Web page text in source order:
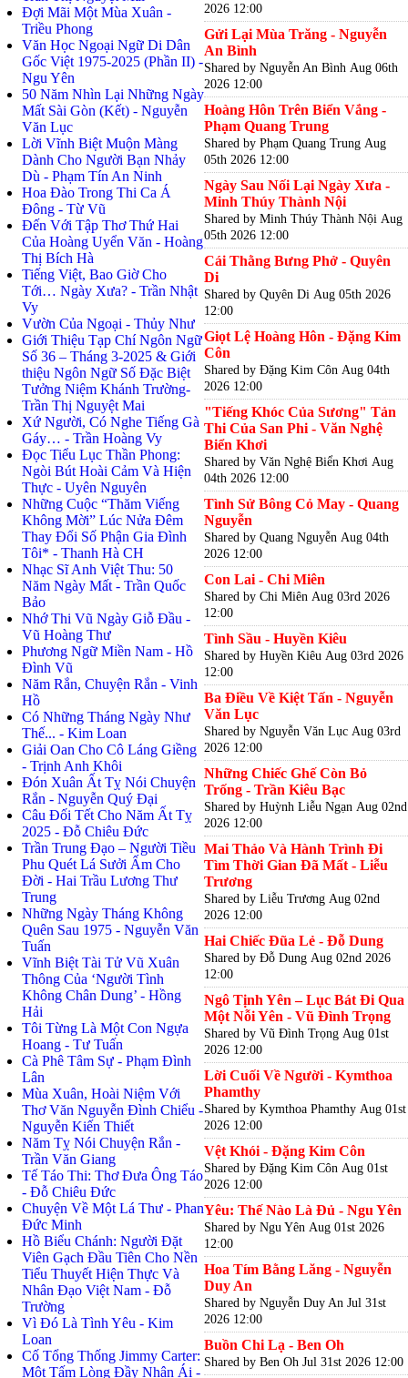
Đợi Mãi Một Mùa Xuân -
Triều Phong
Văn Học Ngoại Ngữ Di Dân
Gốc Việt 1975-2025 (Phần II) -
Ngu Yên
50 Năm Nhìn Lại Những Ngày
Mất Sài Gòn (Kết) - Nguyễn
Văn Lục
Lời Vĩnh Biệt Muộn Màng
Dành Cho Người Bạn Nhảy
Dù - Phạm Tín An Ninh
Hoa Đào Trong Thi Ca Á
Đông - Từ Vũ
Đến Với Tập Thơ Thứ Hai
Của Hoàng Uyển Văn - Hoàng
Thị Bích Hà
Tiếng Việt, Bao Giờ Cho
Tới… Ngày Xưa? - Trần Nhật
Vy
Vườn Của Ngoại - Thủy Như
Giới Thiệu Tạp Chí Ngôn Ngữ
Số 36 – Tháng 3-2025 & Giới
thiệu Ngôn Ngữ Số Đặc Biệt
Tưởng Niệm Khánh Trường-
Trần Thị Nguyệt Mai
Xứ Người, Có Nghe Tiếng Gà
Gáy… - Trần Hoàng Vy
Đọc Tiểu Lục Thần Phong:
Ngòi Bút Hoài Cảm Và Hiện
Thực - Uyên Nguyên
Những Cuộc “Thăm Viếng
Không Mời” Lúc Nửa Đêm
Thay Đổi Số Phận Gia Đình
Tôi* - Thanh Hà CH
Nhạc Sĩ Anh Việt Thu: 50
Năm Ngày Mất - Trần Quốc
Bảo
Nhớ Thi Vũ Ngày Giỗ Đầu -
Vũ Hoàng Thư
Phương Ngữ Miền Nam - Hồ
Đình Vũ
Năm Rắn, Chuyện Rắn - Vinh
Hồ
Có Những Tháng Ngày Như
Thế... - Kim Loan
Giải Oan Cho Cô Láng Giềng
- Trịnh Anh Khôi
Đón Xuân Ất Tỵ Nói Chuyện
Rắn - Nguyễn Quý Đại
Câu Đối Tết Cho Năm Ất Tỵ
2025 - Đỗ Chiêu Đức
Trần Trung Đạo – Người Tiều
Phu Quét Lá Sưởi Ấm Cho
Đời - Hai Trầu Lương Thư
Trung
Những Ngày Tháng Không
Quên Sau 1975 - Nguyễn Văn
Tuấn
Vĩnh Biệt Tài Tử Vũ Xuân
Thông Của ‘Người Tình
Không Chân Dung’ - Hồng
Hải
Tôi Từng Là Một Con Ngựa
Hoang - Tư Tuấn
Cà Phê Tâm Sự - Phạm Đình
Lân
Mùa Xuân, Hoài Niệm Với
Thơ Văn Nguyễn Đình Chiểu -
Nguyễn Kiến Thiết
Năm Tỵ Nói Chuyện Rắn -
Trần Văn Giang
Tế Táo Thi: Thơ Đưa Ông Táo
- Đỗ Chiêu Đức
Chuyện Về Một Lá Thư - Phan
Đức Minh
Hồ Biểu Chánh: Người Đặt
Viên Gạch Đầu Tiên Cho Nền
Tiểu Thuyết Hiện Thực Và
Nhân Đạo Việt Nam - Đỗ
Trường
Vì Đó Là Tình Yêu - Kim
Loan
Cố Tổng Thống Jimmy Carter:
Một Tấm Lòng Đầy Nhân Ái -
2026 12:00
Gửi Lại Mùa Trăng - Nguyễn
An Bình
Shared by Nguyễn An Bình Aug 06th
2026 12:00
Hoàng Hôn Trên Biển Vắng -
Phạm Quang Trung
Shared by Phạm Quang Trung Aug
05th 2026 12:00
Ngày Sau Nối Lại Ngày Xưa -
Minh Thúy Thành Nội
Shared by Minh Thúy Thành Nội Aug
05th 2026 12:00
Cái Thằng Bưng Phở - Quyên
Di
Shared by Quyên Di Aug 05th 2026
12:00
Giọt Lệ Hoàng Hôn - Đặng Kim
Côn
Shared by Đặng Kim Côn Aug 04th
2026 12:00
"Tiếng Khóc Của Sương" Tản
Thi Của San Phi - Văn Nghệ
Biển Khơi
Shared by Văn Nghệ Biển Khơi Aug
04th 2026 12:00
Tình Sử Bông Cỏ May - Quang
Nguyễn
Shared by Quang Nguyễn Aug 04th
2026 12:00
Con Lai - Chi Miên
Shared by Chi Miên Aug 03rd 2026
12:00
Tình Sầu - Huyền Kiêu
Shared by Huyền Kiêu Aug 03rd 2026
12:00
Ba Điều Về Kiệt Tấn - Nguyễn
Văn Lục
Shared by Nguyễn Văn Lục Aug 03rd
2026 12:00
Những Chiếc Ghế Còn Bỏ
Trống - Trần Kiêu Bạc
Shared by Huỳnh Liễu Ngạn Aug 02nd
2026 12:00
Mai Thảo Và Hành Trình Đi
Tìm Thời Gian Đã Mất - Liễu
Trương
Shared by Liễu Trương Aug 02nd
2026 12:00
Hai Chiếc Đũa Lẻ - Đỗ Dung
Shared by Đỗ Dung Aug 02nd 2026
12:00
Ngô Tịnh Yên – Lục Bát Đi Qua
Một Nỗi Yên - Vũ Đình Trọng
Shared by Vũ Đình Trọng Aug 01st
2026 12:00
Lời Cuối Về Người - Kymthoa
Phamthy
Shared by Kymthoa Phamthy Aug 01st
2026 12:00
Vệt Khói - Đặng Kim Côn
Shared by Đặng Kim Côn Aug 01st
2026 12:00
Yêu: Thế Nào Là Đủ - Ngu Yên
Shared by Ngu Yên Aug 01st 2026
12:00
Hoa Tím Bằng Lăng - Nguyễn
Duy An
Shared by Nguyễn Duy An Jul 31st
2026 12:00
Buồn Chi Lạ - Ben Oh
Shared by Ben Oh Jul 31st 2026 12:00